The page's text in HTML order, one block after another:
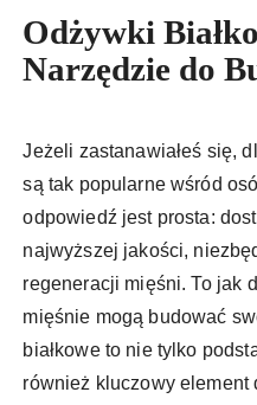
Odżywki
Narzędzie do
Jeżeli zastanawiałeś się,
są tak popularne wśród
odpowiedź jest prosta:
najwyższej jakości,
regeneracji mięśni. To jak
mięśnie mogą budować
białkowe to nie tylko
również kluczowy element